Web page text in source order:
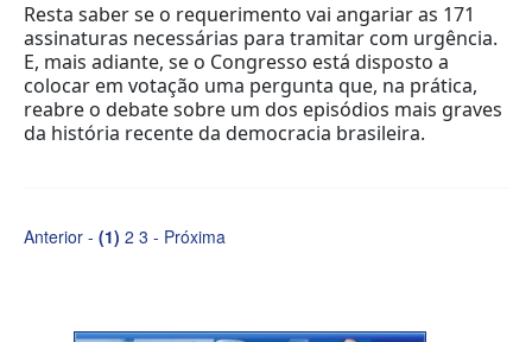
Resta saber se o requerimento vai angariar as 171
assinaturas necessárias para tramitar com urgência.
E, mais adiante, se o Congresso está disposto a
colocar em votação uma pergunta que, na prática,
reabre o debate sobre um dos episódios mais graves
da história recente da democracia brasileira.
Anterior - (1) 2 3 - Próxima